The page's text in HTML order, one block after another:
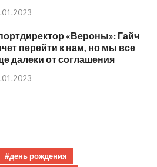
«Вероны»: Гайч
перейти к нам, но мы все
далеки от соглашения
#день рождения